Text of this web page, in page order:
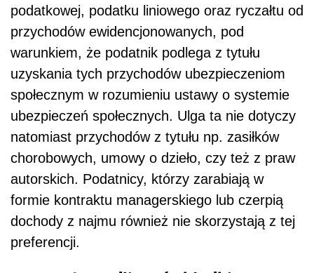
podatkowej, podatku liniowego oraz ryczałtu od
przychodów ewidencjonowanych, pod
warunkiem, że podatnik podlega z tytułu
uzyskania tych przychodów ubezpieczeniom
społecznym w rozumieniu ustawy o systemie
ubezpieczeń społecznych. Ulga ta nie dotyczy
natomiast przychodów z tytułu np. zasiłków
chorobowych, umowy o dzieło, czy też z praw
autorskich. Podatnicy, którzy zarabiają w
formie kontraktu managerskiego lub czerpią
dochody z najmu również nie skorzystają z tej
preferencji.